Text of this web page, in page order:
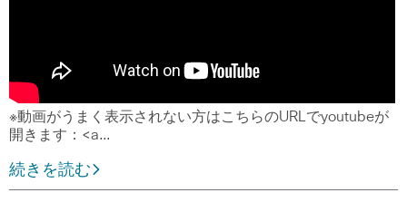
※動画がうまく表示されない方はこちらのURLでyoutubeが
開きます：<a…
続きを読む